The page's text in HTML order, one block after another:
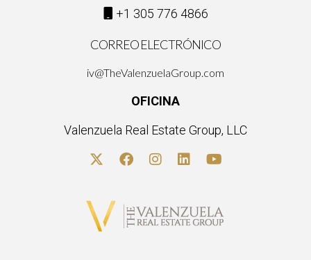
+1 305 776 4866
CORREO ELECTRÓNICO
iv@TheValenzuelaGroup.com
OFICINA
Valenzuela Real Estate Group, LLC